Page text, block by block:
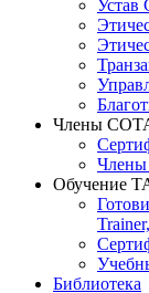
Члены
Обучение
Библиотека